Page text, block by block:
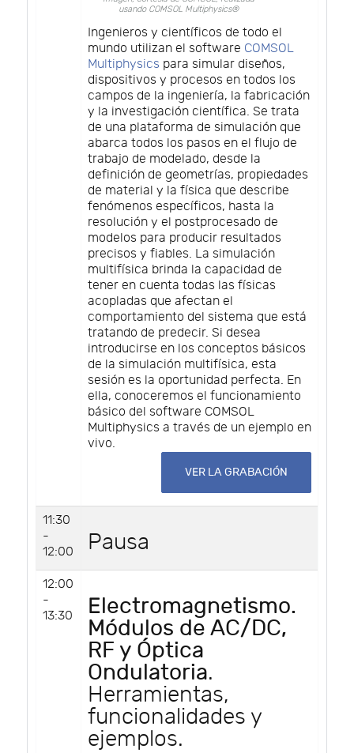
usando COMSOL Multiphysics®
Ingenieros y científicos de todo el
mundo utilizan el software COMSOL
Multiphysics para simular diseños,
dispositivos y procesos en todos los
campos de la ingeniería, la fabricación
y la investigación científica. Se trata
de una plataforma de simulación que
abarca todos los pasos en el flujo de
trabajo de modelado, desde la
definición de geometrías, propiedades
de material y la física que describe
fenómenos específicos, hasta la
resolución y el postprocesado de
modelos para producir resultados
precisos y fiables. La simulación
multifísica brinda la capacidad de
tener en cuenta todas las físicas
acopladas que afectan el
comportamiento del sistema que está
tratando de predecir. Si desea
introducirse en los conceptos básicos
de la simulación multifísica, esta
sesión es la oportunidad perfecta. En
ella, conoceremos el funcionamiento
básico del software COMSOL
Multiphysics a través de un ejemplo en
vivo.
VER LA GRABACIÓN
11:30
-
12:00
Pausa
12:00
-
13:30
Electromagnetismo.
Módulos de AC/DC,
RF y Óptica
Ondulatoria.
Herramientas,
funcionalidades y
ejemplos.